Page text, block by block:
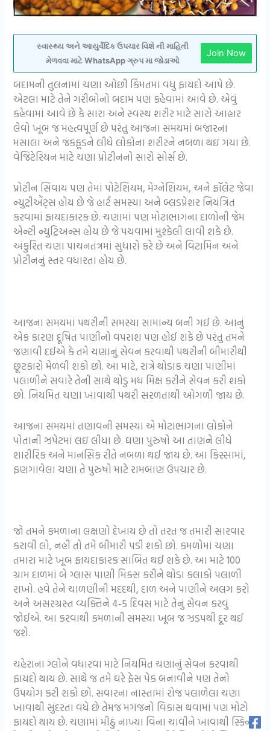
સ્વાસ્થ્ય અને આયુર્વેદિક ઉપચાર વિશે ની માહિતી
મેળવવા માટે WhatsApp ગ્રુપ મા જોડાઓ
Join Now
બદામની તુલનામાં ચણા ઓછી કિંમતમાં વધુ ફાયદો આપે છે.
એટલા માટે તેને ગરીબોનો બદામ પણ કહેવામાં આવે છે. એવું
કહેવામાં આવે છે કે સારા અને સ્વસ્થ શરીર માટે સારો આહાર
લેવો ખૂબ જ મહત્વપૂર્ણ છે પરંતુ આજના સમયમાં બજારના
મસાલા અને જંકફૂડને લીધે લોકોના શરીરને નબળા થઇ ગયા છે.
વેજિટેરિયન માટે ચણા પ્રોટીનનો સારો સોર્સ છે.
પ્રોટીન સિવાય પણ તેમાં પોટેશિયમ, મેગ્નેશિયમ, અને ફૉલેટ જેવા
ન્યુટ્રીએંટ્સ હોય છે જે હાર્ટ સમસ્યા અને બ્લડપ્રેશર નિયંત્રિત
કરવામાં ફાયદાકારક છે. ચણામાં પણ મોટાભાગના દાળોની જેમ
એન્ટી ન્યુટ્રિઅન્સ હોય છે જે પચવામાં મુશ્કેલી લાવી શકે છે.
અંકુરિત ચણા પાચનતંત્રમાં સુધારો કરે છે અને વિટામિન અને
પ્રોટીનનું સ્તર વધારતા હોય છે.
આજના સમયમાં પથરીની સમસ્યા સામાન્ય બની ગઈ છે. આનું
એક કારણ દૂષિત પાણીનો વપરાશ પણ હોઈ શકે છે પરંતુ તમને
જણાવી દઈએ કે તમે ચણાનું સેવન કરવાથી પથરીની બીમારીથી
છૂટકારો મેળવી શકો છો. આ માટે, રાત્રે થોડાક ચણા પાણીમાં
પલાળીને સવારે તેની સાથે થોડું મધ મિક્ષ કરીને સેવન કરી શકો
છો. નિયમિત ચણા ખાવાથી પથરી સરળતાથી ઓગળી જાય છે.
આજના સમયમાં તણાવની સમસ્યા એ મોટાભાગના લોકોને
પોતાની ઝપેટમાં લઇ લીધા છે. ઘણા પુરુષો આ તાણને લીધે
શારીરિક અને માનસિક રીતે નબળા થઈ જાય છે. આ કિસ્સામાં,
ફણગાવેલા ચણા તે પુરુષો માટે રામબાણ ઉપચાર છે.
જો તમને કમળાના લક્ષણો દેખાય છે તો તરત જ તમારી સારવાર
કરાવી લો, નહીં તો તમે બીમારી પડી શકો છો. કમળોમાં ચણા
તમારા માટે ખૂબ ફાયદાકારક સાબિત થઈ શકે છે. આ માટે 100
ગ્રામ દાળમાં બે ગ્લાસ પાણી મિક્સ કરીને થોડા કલાકો પલાળી
રાખો. હવે તેને ચાળણીની મદદથી, દાળ અને પાણીને અલગ કરો
અને અસરગ્રસ્ત વ્યક્તિને 4-5 દિવસ માટે તેનું સેવન કરવું
જોઈએ. આ કરવાથી કમળાની સમસ્યા ખૂબ જ ઝડપથી દૂર થઈ
જશે.
ચહેરાના ગ્લોને વધારવા માટે નિયમિત ચણાનું સેવન કરવાથી
ફાયદો થાય છે. સાથે જ તમે ઘરે ફેસ પેક બનાવીને પણ તેનો
ઉપયોગ કરી શકો છો. સવારના નાસ્તામાં રોજ પલાળેલા ચણા
ખાવાથી સુંદરતા વધે છે તેમજ મગજનો વિકાસ થવામાં પણ મોટો
ફાયદો થાય છે. ચણામાં મીઠું નાખ્યા વિના ચાવીને ખાવાથી સ્કિન